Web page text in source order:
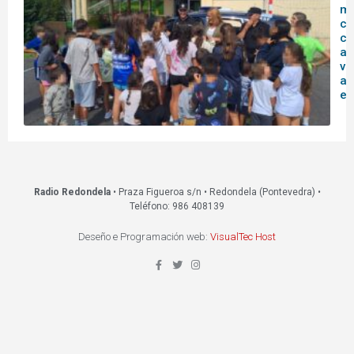
Radio Redondela• Praza Figueroa s/n • Redondela (Pontevedra) •
Teléfono: 986 408139
Deseño e Programación web: VisualTec Host